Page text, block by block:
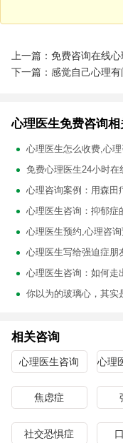
上一篇：免费咨询在线
下一篇：感觉自己心理
心理医生免费咨询相
心理医生怎么收费,心
免费心理医生24小时在
心理咨询案例：用森田
心理医生咨询：抑郁症
心理医生预约,心理咨
心理医生写给强迫症朋
心理医生咨询：如何走
你以为的玻璃心，其实
相关咨询
心理医生咨询 心理
焦虑症
社交恐惧症